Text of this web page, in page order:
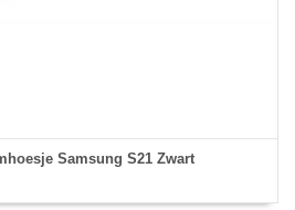
Samsung S21 Zwart